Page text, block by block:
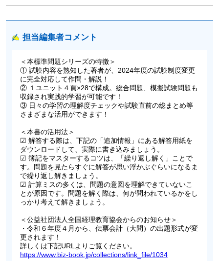
担当編集者コメント
＜本標準問題シリーズの特徴＞
① 試験内容を熟知した著者が、2024年度の試験制度変更
に完全対応して作問・解説！
② １ユニット４頁×28で構成。総合問題、模擬試験問題も
収録され実践的学習が可能です！
③ 日々の学習の理解度チェックや試験直前の総まとめ等
さまざまな活用ができます！
＜本書の活用法＞
☑ 解答する際は、下記の「追加情報」にある解答用紙を
ダウンロードして、実際に書き込みましょう。
☑ 簿記をマスターするコツは、「繰り返し解く」ことで
す。問題を見たらすぐに解答が思い浮かぶぐらいになるま
で繰り返し解きましょう。
☑ 計算ミスの多くは、問題の意図を理解できていないこ
とが原因です。問題を解く際は、何が問われているかをし
っかり考えて解きましょう。
＜公益社団法人全国経理教育協会からのお知らせ＞
・令和６年度４月から、伝票会計（大問）の出題形式が変
更されます！
詳しくは下記URLよりご覧ください。
https://www.biz-book.jp/collections/link_file/1034